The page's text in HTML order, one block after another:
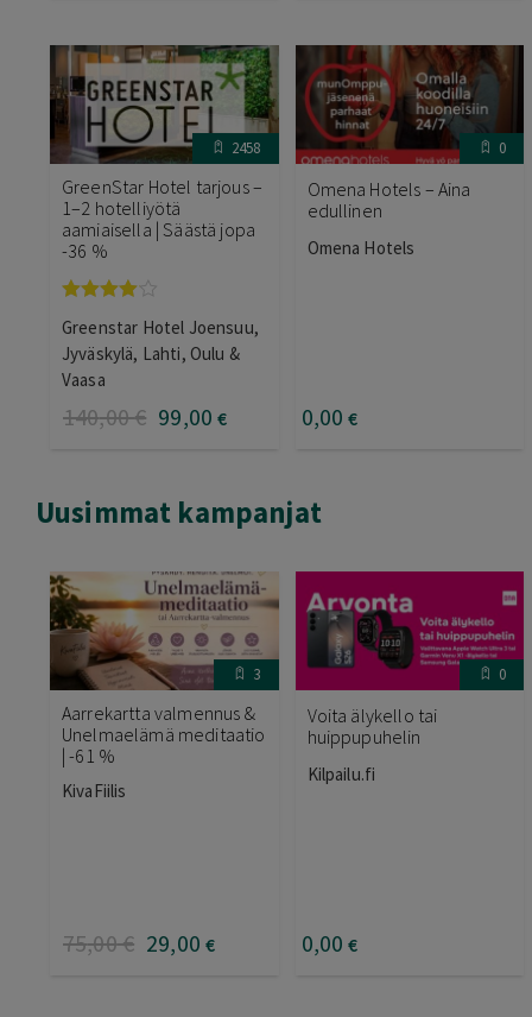
2458
GreenStar Hotel tarjous –
1–2 hotelliyötä
aamiaisella | Säästä jopa
-36 %
tuotteesta:
4.00 / 5
Greenstar Hotel Joensuu,
Jyväskylä, Lahti, Oulu &
Vaasa
140,00€ 99,00 €
0
Omena Hotels – Aina
edullinen
Omena Hotels
0,00 €
Uusimmat kampanjat
3
Aarrekartta valmennus &
Unelmaelämä meditaatio
| -61 %
KivaFiilis
75,00€ 29,00 €
0
Voita älykello tai
huippupuhelin
Kilpailu.fi
0,00 €